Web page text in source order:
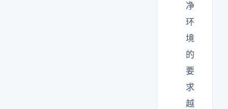
净
环
境
的
要
求
越